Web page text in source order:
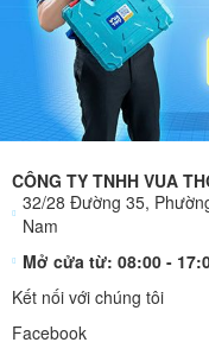
CÔNG TY TNHH VUA
32/28 Đường 35,
Nam
Mở cửa từ: 08:00 -
Kết nối với chúng tôi
Facebook